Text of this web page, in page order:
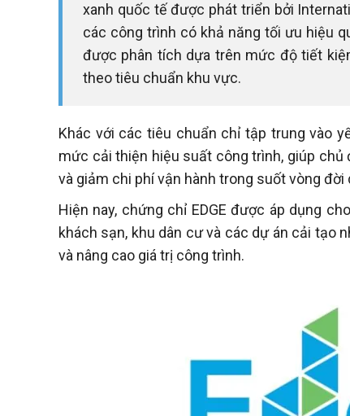
xanh quốc tế được phát triển bởi
các công trình có khả năng tối ưu hiệu
được phân tích dựa trên mức độ tiết
theo tiêu chuẩn khu vực.
Khác với các tiêu chuẩn chỉ tập trung vào
mức cải thiện hiệu suất công trình, giúp
và giảm chi phí vận hành trong suốt vòng đời
Hiện nay, chứng chỉ EDGE được áp dụng
khách sạn, khu dân cư và các dự án cải tạo
và nâng cao giá trị công trình.